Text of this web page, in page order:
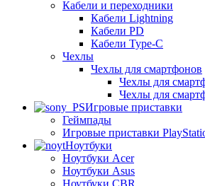
Кабели и переходники
Кабели Lightning
Кабели PD
Кабели Type-C
Чехлы
Чехлы для смартфонов
Чехлы для
Чехлы для
Игровые приставки
Геймпады
Игровые приставки
Ноутбуки
Ноутбуки Acer
Ноутбуки Asus
Ноутбуки CBR